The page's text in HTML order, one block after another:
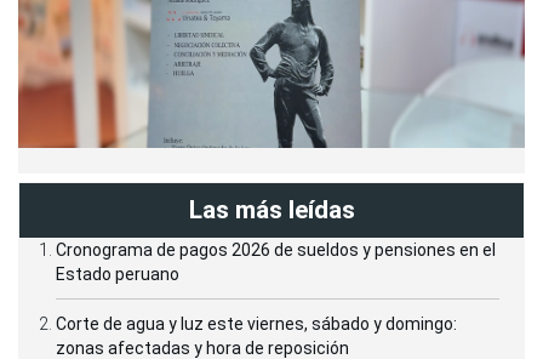
Las más leídas
Cronograma de pagos 2026 de sueldos y pensiones en el
Estado peruano
Corte de agua y luz este viernes, sábado y domingo:
zonas afectadas y hora de reposición